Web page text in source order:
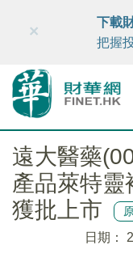
財華智庫網
×
下載
把握
遠大醫藥
產品萊特靈
獲批上市
日期：